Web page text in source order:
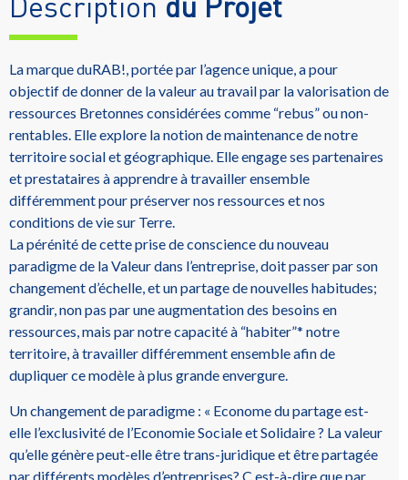
La marque duRAB!, portée par l’agence unique, a pour
objectif de donner de la valeur au travail par la valorisation de
ressources Bretonnes considérées comme “rebus” ou non-
rentables. Elle explore la notion de maintenance de notre
territoire social et géographique. Elle engage ses partenaires
et prestataires à apprendre à travailler ensemble
différemment pour préserver nos ressources et nos
conditions de vie sur Terre.
La pérénité de cette prise de conscience du nouveau
paradigme de la Valeur dans l’entreprise, doit passer par son
changement d’échelle, et un partage de nouvelles habitudes;
grandir, non pas par une augmentation des besoins en
ressources, mais par notre capacité à “habiter”* notre
territoire, à travailler différemment ensemble afin de
dupliquer ce modèle à plus grande envergure.
Un changement de paradigme : « Econome du partage est-
elle l’exclusivité de l’Economie Sociale et Solidaire ? La valeur
qu’elle génère peut-elle être trans-juridique et être partagée
par différents modèles d’entreprises? C est-à-dire que par